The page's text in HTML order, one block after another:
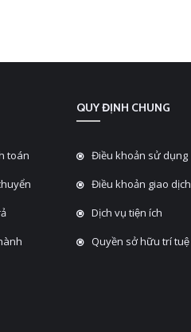
toán
QUY ĐỊNH CHUNG
Điều khoản sử dụng
Điều khoản giao dịch
Dịch vụ tiện ích
Quyền sở hữu trí tuệ